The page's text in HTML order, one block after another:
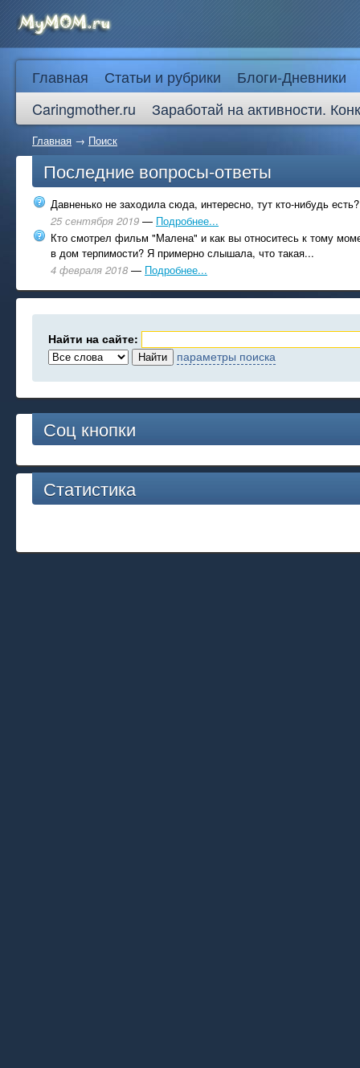
Главная Статьи и рубрики
Блоги-Дневники
Caringmother.ru
Заработай на активности.
Главная → Поиск
Последние вопросы-ответы
Давненько не заходила сюда, интересно, тут кто-нибудь есть?
25 сентября 2019 — Подробнее...
Кто смотрел фильм "Малена" и как вы относитесь к тому
в дом терпимости? Я примерно слышала, что такая...
4 февраля 2018 — Подробнее...
Найти на сайте:
параметры поиска
Соц кнопки
Статистика